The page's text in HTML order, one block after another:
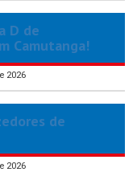
D de
Camutanga!
2026
de
2026